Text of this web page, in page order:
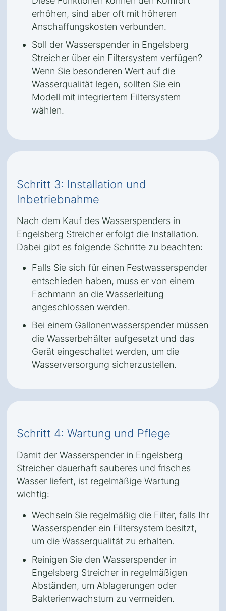
erhöhen, sind aber oft mit höheren
Anschaffungskosten verbunden.
Soll der Wasserspender in Engelsberg
Streicher über ein Filtersystem verfügen?
Wenn Sie besonderen Wert auf die
Wasserqualität legen, sollten Sie ein
Modell mit integriertem Filtersystem
wählen.
Schritt 3: Installation und
Inbetriebnahme
Nach dem Kauf des Wasserspenders in
Engelsberg Streicher erfolgt die Installation.
Dabei gibt es folgende Schritte zu beachten:
Falls Sie sich für einen Festwasserspender
entschieden haben, muss er von einem
Fachmann an die Wasserleitung
angeschlossen werden.
Bei einem Gallonenwasserspender müssen
die Wasserbehälter aufgesetzt und das
Gerät eingeschaltet werden, um die
Wasserversorgung sicherzustellen.
Schritt 4: Wartung und Pflege
Damit der Wasserspender in Engelsberg
Streicher dauerhaft sauberes und frisches
Wasser liefert, ist regelmäßige Wartung
wichtig:
Wechseln Sie regelmäßig die Filter, falls Ihr
Wasserspender ein Filtersystem besitzt,
um die Wasserqualität zu erhalten.
Reinigen Sie den Wasserspender in
Engelsberg Streicher in regelmäßigen
Abständen, um Ablagerungen oder
Bakterienwachstum zu vermeiden.